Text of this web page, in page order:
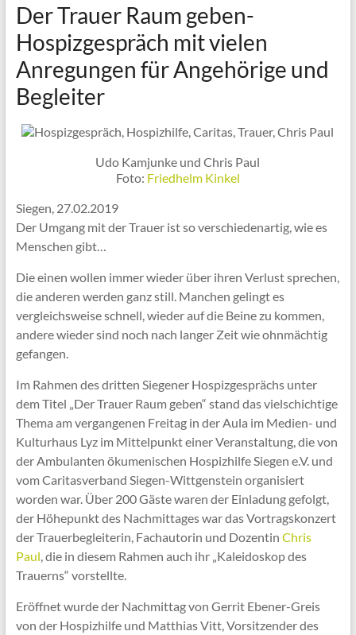
Der Trauer Raum geben-
Hospizgespräch mit vielen
Anregungen für Angehörige und
Begleiter
Udo Kamjunke und Chris Paul
Foto: Friedhelm Kinkel
Siegen, 27.02.2019
Der Umgang mit der Trauer ist so verschiedenartig, wie es
Menschen gibt…
Die einen wollen immer wieder über ihren Verlust sprechen,
die anderen werden ganz still. Manchen gelingt es
vergleichsweise schnell, wieder auf die Beine zu kommen,
andere wieder sind noch nach langer Zeit wie ohnmächtig
gefangen.
Im Rahmen des dritten Siegener Hospizgesprächs unter
dem Titel „Der Trauer Raum geben“ stand das vielschichtige
Thema am vergangenen Freitag in der Aula im Medien- und
Kulturhaus Lyz im Mittelpunkt einer Veranstaltung, die von
der Ambulanten ökumenischen Hospizhilfe Siegen e.V. und
vom Caritasverband Siegen-Wittgenstein organisiert
worden war. Über 200 Gäste waren der Einladung gefolgt,
der Höhepunkt des Nachmittages war das Vortragskonzert
der Trauerbegleiterin, Fachautorin und Dozentin Chris
Paul, die in diesem Rahmen auch ihr „Kaleidoskop des
Trauerns“ vorstellte.
Eröffnet wurde der Nachmittag von Gerrit Ebener-Greis
von der Hospizhilfe und Matthias Vitt, Vorsitzender des